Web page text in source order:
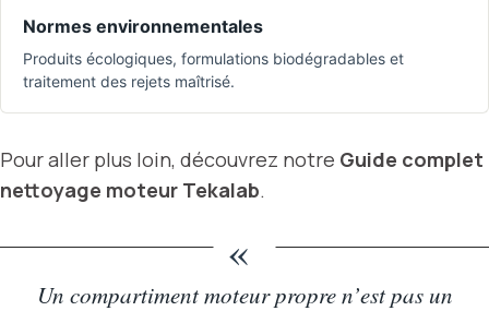
Normes environnementales
Produits écologiques, formulations biodégradables et
traitement des rejets maîtrisé.
Pour aller plus loin, découvrez notre Guide complet
nettoyage moteur Tekalab.
«
Un compartiment moteur propre n’est pas un